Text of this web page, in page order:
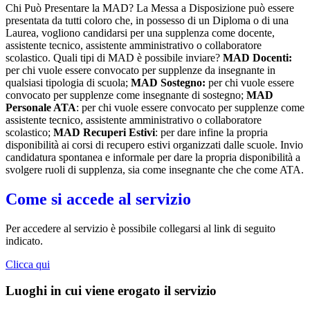
Chi Può Presentare la MAD? La Messa a Disposizione può essere
presentata da tutti coloro che, in possesso di un Diploma o di una
Laurea, vogliono candidarsi per una supplenza come docente,
assistente tecnico, assistente amministrativo o collaboratore
scolastico. Quali tipi di MAD è possibile inviare? MAD Docenti:
per chi vuole essere convocato per supplenze da insegnante in
qualsiasi tipologia di scuola; MAD Sostegno: per chi vuole essere
convocato per supplenze come insegnante di sostegno; MAD
Personale ATA: per chi vuole essere convocato per supplenze come
assistente tecnico, assistente amministrativo o collaboratore
scolastico; MAD Recuperi Estivi: per dare infine la propria
disponibilità ai corsi di recupero estivi organizzati dalle scuole. Invio
candidatura spontanea e informale per dare la propria disponibilità a
svolgere ruoli di supplenza, sia come insegnante che che come ATA.
Come si accede al servizio
Per accedere al servizio è possibile collegarsi al link di seguito
indicato.
Clicca qui
Luoghi in cui viene erogato il servizio